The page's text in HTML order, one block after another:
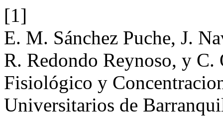
[1]
E. M. Sánchez Puche, J.
R. Redondo Reynoso, y
Fisiológico y
Universitarios de